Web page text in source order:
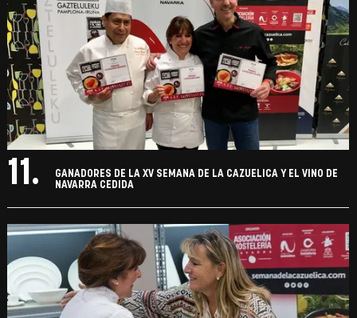
11.
GANADORES DE LA XV SEMANA DE LA CAZUELICA Y EL VINO DE
NAVARRA CEDIDA